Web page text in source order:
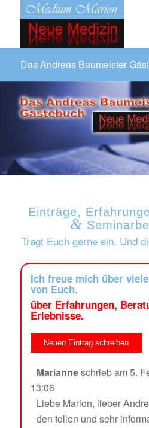
Das Andreas Baumeister
Einträge,
&
Tragt Euch gerne ein. Und
Ich freue mich über
von Euch.
über Erfahrungen,
Erlebnisse.
Marianneschrieb am 5.
13:06
Liebe Marion, lieber
den tollen und sehr